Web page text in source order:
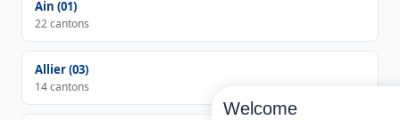
Ain (01)
22 cantons
Allier (03)
14 cantons
Welcome